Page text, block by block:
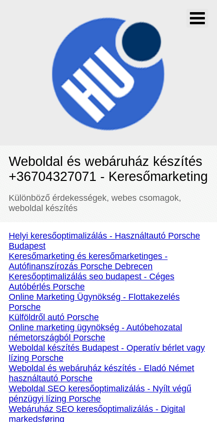
Weboldal és webáruház készítés
+36704327071 - Keresőmarketing
Különböző érdekességek, webes csomagok,
weboldal készítés
Helyi keresőoptimalizálás - Használtautó Porsche
Budapest
Keresőmarketing és keresőmarketinges -
Autófinanszírozás Porsche Debrecen
Keresőoptimalizálás seo budapest - Céges
Autóbérlés Porsche
Online Marketing Ügynökség - Flottakezelés
Porsche
Külföldről autó Porsche
Online marketing ügynökség - Autóbehozatal
németországból Porsche
Weboldal készítés Budapest - Operatív bérlet vagy
lízing Porsche
Weboldal és webáruház készítés - Eladó Német
használtautó Porsche
Weboldal SEO keresőoptimalizálás - Nyílt végű
pénzügyi lízing Porsche
Webáruház SEO keresőoptimalizálás - Digital
markedsføring